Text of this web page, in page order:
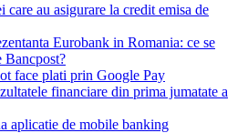
care au asigurare la credit emisa de
Eurobank in Romania: ce se
Bancpost?
face plati prin Google Pay
financiare din prima jumatate a
aplicatie de mobile banking